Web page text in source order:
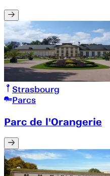
Strasbourg
Parcs
Parc de l'Orangerie